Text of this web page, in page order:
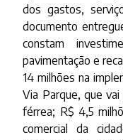
dos gastos,
documento
constam
pavimentação e
14 milhões na
Via Parque, que
férrea; R$ 4,5
comercial da